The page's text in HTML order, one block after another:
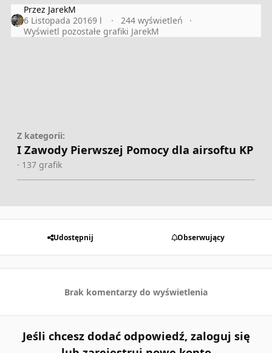
Przez JarekM
6 Listopada 20169 l
244 wyświetleń
Wyświetl pozostałe grafiki JarekM
Z kategorii:
I Zawody Pierwszej Pomocy dla airsoftu KP
· 137 grafik
Udostępnij Obserwujący
Brak komentarzy do wyświetlenia
Jeśli chcesz dodać odpowiedź, zaloguj się